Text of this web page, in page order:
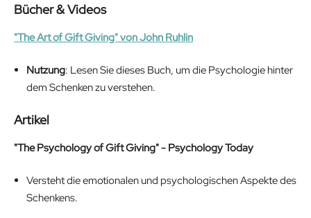
Bücher & Videos
"The Art of Gift Giving" von John Ruhlin
Nutzung: Lesen Sie dieses Buch, um die Psychologie hinter
dem Schenken zu verstehen.
Artikel
"The Psychology of Gift Giving" - Psychology Today
Versteht die emotionalen und psychologischen Aspekte des
Schenkens.